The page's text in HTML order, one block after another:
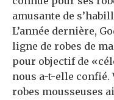
amusante de
L’année dernière,
ligne de robes de
pour objectif de
nous a-t-elle confié.
robes mousseuses